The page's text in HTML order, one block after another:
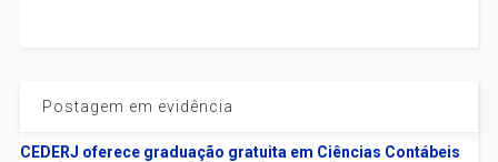
Postagem em evidência
CEDERJ oferece graduação gratuita em Ciências Contábeis